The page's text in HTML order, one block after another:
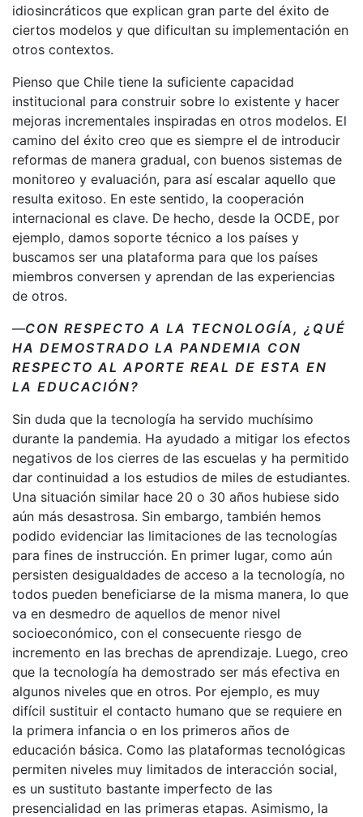
idiosincráticos que explican gran parte del éxito de
ciertos modelos y que dificultan su implementación en
otros contextos.
Pienso que Chile tiene la suficiente capacidad
institucional para construir sobre lo existente y hacer
mejoras incrementales inspiradas en otros modelos. El
camino del éxito creo que es siempre el de introducir
reformas de manera gradual, con buenos sistemas de
monitoreo y evaluación, para así escalar aquello que
resulta exitoso. En este sentido, la cooperación
internacional es clave. De hecho, desde la OCDE, por
ejemplo, damos soporte técnico a los países y
buscamos ser una plataforma para que los países
miembros conversen y aprendan de las experiencias
de otros.
—CON RESPECTO A LA TECNOLOGÍA, ¿QUÉ
HA DEMOSTRADO LA PANDEMIA CON
RESPECTO AL APORTE REAL DE ESTA EN
LA EDUCACIÓN?
Sin duda que la tecnología ha servido muchísimo
durante la pandemia. Ha ayudado a mitigar los efectos
negativos de los cierres de las escuelas y ha permitido
dar continuidad a los estudios de miles de estudiantes.
Una situación similar hace 20 o 30 años hubiese sido
aún más desastrosa. Sin embargo, también hemos
podido evidenciar las limitaciones de las tecnologías
para fines de instrucción. En primer lugar, como aún
persisten desigualdades de acceso a la tecnología, no
todos pueden beneficiarse de la misma manera, lo que
va en desmedro de aquellos de menor nivel
socioeconómico, con el consecuente riesgo de
incremento en las brechas de aprendizaje. Luego, creo
que la tecnología ha demostrado ser más efectiva en
algunos niveles que en otros. Por ejemplo, es muy
difícil sustituir el contacto humano que se requiere en
la primera infancia o en los primeros años de
educación básica. Como las plataformas tecnológicas
permiten niveles muy limitados de interacción social,
es un sustituto bastante imperfecto de las
presencialidad en las primeras etapas. Asimismo, la